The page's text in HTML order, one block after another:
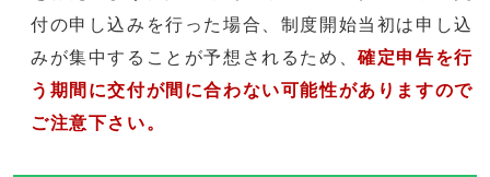
付の申し込みを行った場合、制度開始当初は申し込
みが集中することが予想されるため、確定申告を行
う期間に交付が間に合わない可能性がありますので
ご注意下さい。